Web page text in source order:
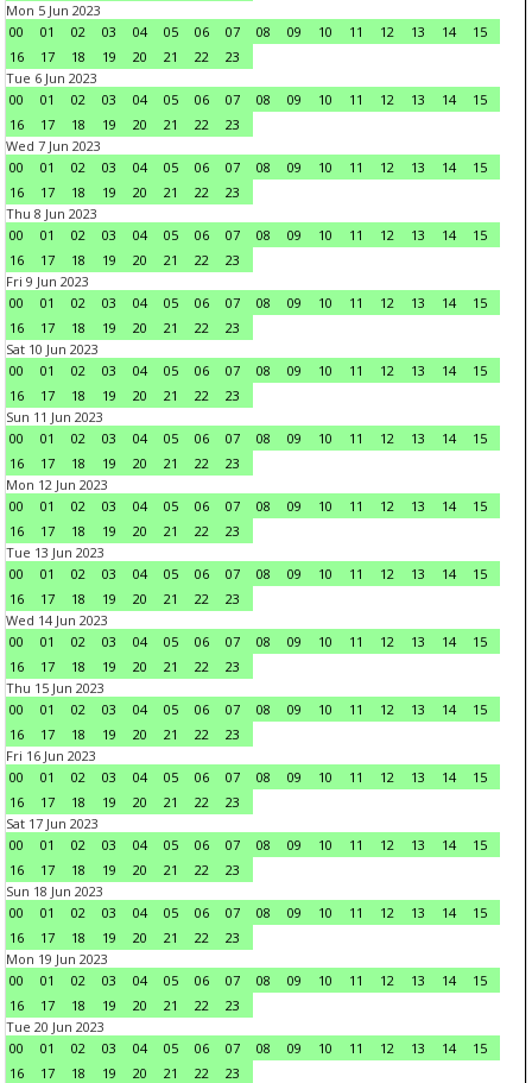
Mon 5 Jun 2023
00
01 02 03 04 05 06 07 08 09 10 11 12 13 14
15
16
17 18 19 20 21 22
23
Tue 6 Jun 2023
00
01 02 03 04 05 06 07 08 09 10 11 12 13 14
15
16
17 18 19 20 21 22
23
Wed 7 Jun 2023
00
01 02 03 04 05 06 07 08 09 10 11 12 13 14
15
16
17 18 19 20 21 22
23
Thu 8 Jun 2023
00
01 02 03 04 05 06 07 08 09 10 11 12 13 14
15
16
17 18 19 20 21 22
23
Fri 9 Jun 2023
00
01 02 03 04 05 06 07 08 09 10 11 12 13 14
15
16
17 18 19 20 21 22
23
Sat 10 Jun 2023
00
01 02 03 04 05 06 07 08 09 10 11 12 13 14
15
16
17 18 19 20 21 22
23
Sun 11 Jun 2023
00
01 02 03 04 05 06 07 08 09 10 11 12 13 14
15
16
17 18 19 20 21 22
23
Mon 12 Jun 2023
00
01 02 03 04 05 06 07 08 09 10 11 12 13 14
15
16
17 18 19 20 21 22
23
Tue 13 Jun 2023
00
01 02 03 04 05 06 07 08 09 10 11 12 13 14
15
16
17 18 19 20 21 22
23
Wed 14 Jun 2023
00
01 02 03 04 05 06 07 08 09 10 11 12 13 14
15
16
17 18 19 20 21 22
23
Thu 15 Jun 2023
00
01 02 03 04 05 06 07 08 09 10 11 12 13 14
15
16
17 18 19 20 21 22
23
Fri 16 Jun 2023
00
01 02 03 04 05 06 07 08 09 10 11 12 13 14
15
16
17 18 19 20 21 22
23
Sat 17 Jun 2023
00
01 02 03 04 05 06 07 08 09 10 11 12 13 14
15
16
17 18 19 20 21 22
23
Sun 18 Jun 2023
00
01 02 03 04 05 06 07 08 09 10 11 12 13 14
15
16
17 18 19 20 21 22
23
Mon 19 Jun 2023
00
01 02 03 04 05 06 07 08 09 10 11 12 13 14
15
16
17 18 19 20 21 22
23
Tue 20 Jun 2023
00
01 02 03 04 05 06 07 08 09 10 11 12 13 14
15
16
17 18 19 20 21 22
23